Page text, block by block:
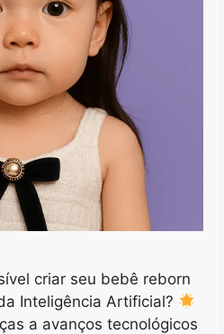
criar seu bebê reborn
Inteligência Artificial?
a avanços tecnológicos